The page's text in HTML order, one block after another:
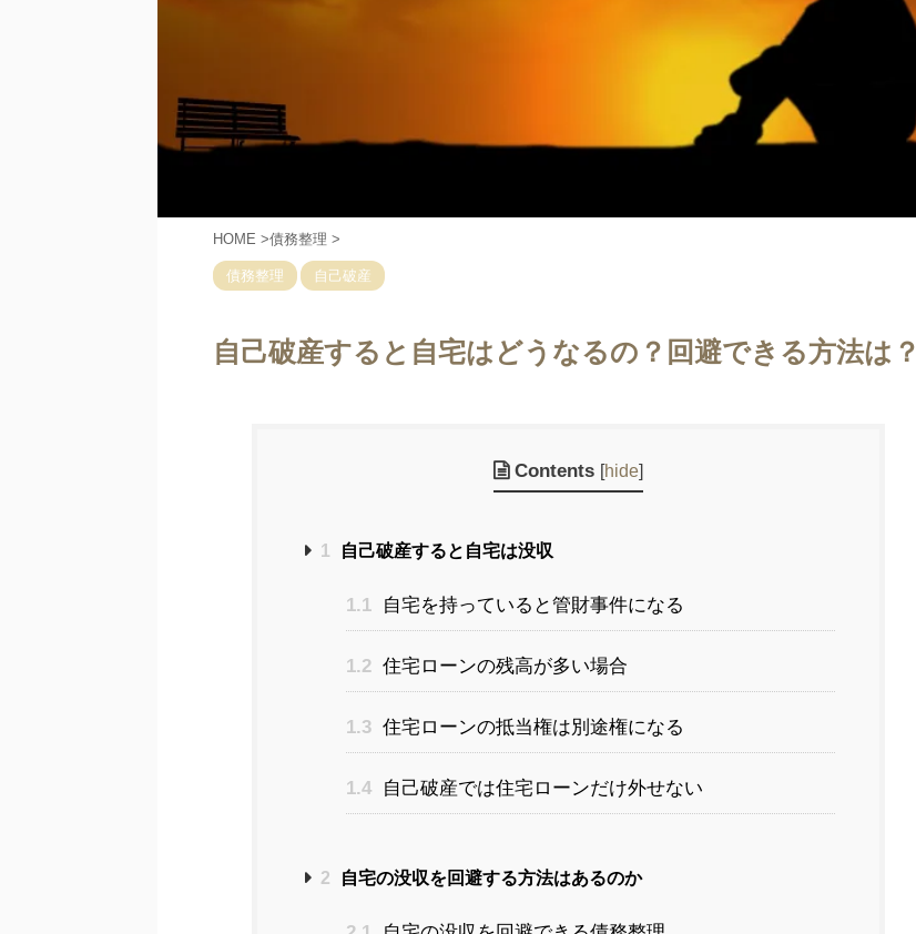
HOME >債務整理 >
債務整理 自己破産
自己破産すると自宅はどうなるの？回避できる方法は？
Contents [hide]
1 自己破産すると自宅は没収
1.1 自宅を持っていると管財事件になる
1.2 住宅ローンの残高が多い場合
1.3 住宅ローンの抵当権は別途権になる
1.4 自己破産では住宅ローンだけ外せない
2 自宅の没収を回避する方法はあるのか